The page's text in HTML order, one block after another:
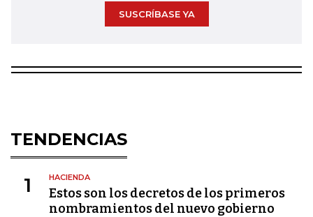
SUSCRÍBASE YA
TENDENCIAS
1 HACIENDA
Estos son los decretos de los primeros
nombramientos del nuevo gobierno